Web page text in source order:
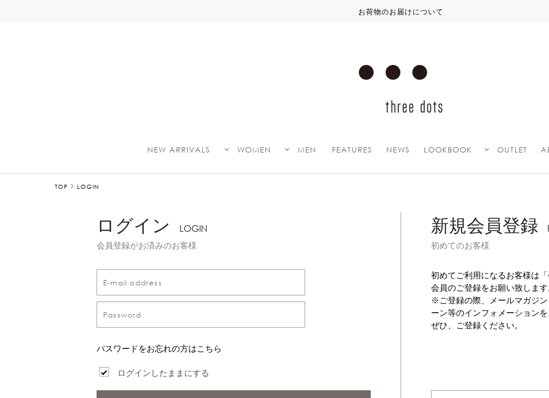
お荷物のお届けについて
NEW ARRIVALS WOMEN MEN FEATURES NEWS LOOKBOOK OUTLET
TOP LOGIN
ログイン LOGIN
会員登録がお済みのお客様
パスワードをお忘れの方はこちら
ログインしたままにする
新規会員登録
初めてのお客様
初めてご利用になるお客様は
会員のご登録をお願い致します
※ご登録の際、メールマガジ
ーン等のインフォメーション
ぜひ、ご登録ください。